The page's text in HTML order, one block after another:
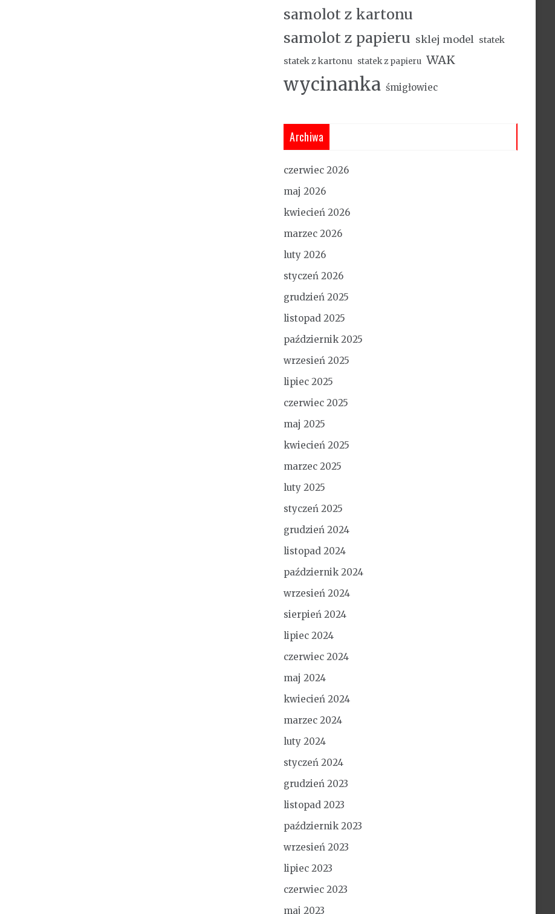
samolot z kartonu
samolot z papieru sklej model
statek
statek z kartonu statek z papieru WAK
wycinanka śmigłowiec
Archiwa
czerwiec 2026
maj 2026
kwiecień 2026
marzec 2026
luty 2026
styczeń 2026
grudzień 2025
listopad 2025
październik 2025
wrzesień 2025
lipiec 2025
czerwiec 2025
maj 2025
kwiecień 2025
marzec 2025
luty 2025
styczeń 2025
grudzień 2024
listopad 2024
październik 2024
wrzesień 2024
sierpień 2024
lipiec 2024
czerwiec 2024
maj 2024
kwiecień 2024
marzec 2024
luty 2024
styczeń 2024
grudzień 2023
listopad 2023
październik 2023
wrzesień 2023
lipiec 2023
czerwiec 2023
maj 2023